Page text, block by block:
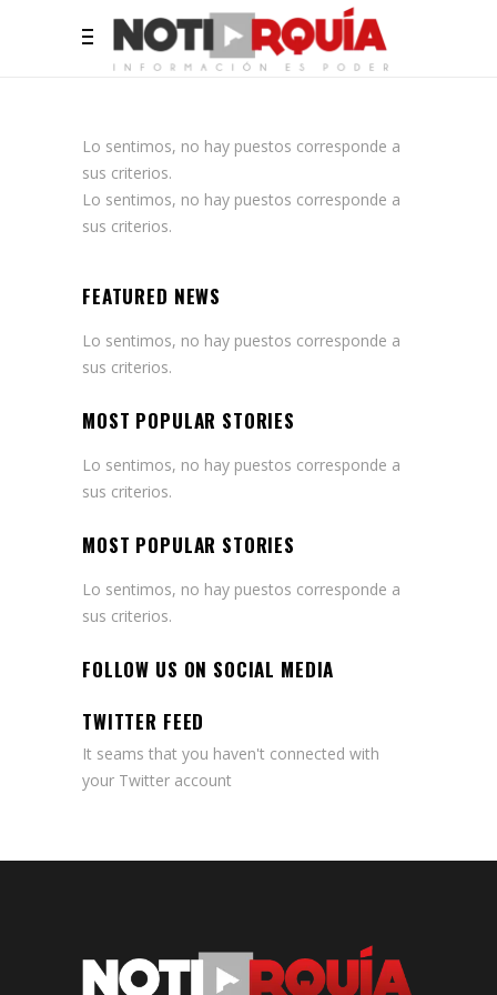
Lo sentimos, no hay puestos corresponde a
sus criterios.
Lo sentimos, no hay puestos corresponde a
sus criterios.
FEATURED NEWS
Lo sentimos, no hay puestos corresponde a
sus criterios.
MOST POPULAR STORIES
Lo sentimos, no hay puestos corresponde a
sus criterios.
MOST POPULAR STORIES
Lo sentimos, no hay puestos corresponde a
sus criterios.
FOLLOW US ON SOCIAL MEDIA
TWITTER FEED
It seams that you haven't connected with
your Twitter account